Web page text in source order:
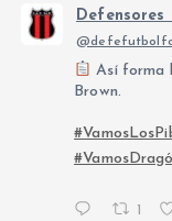
Así forma
Brown.